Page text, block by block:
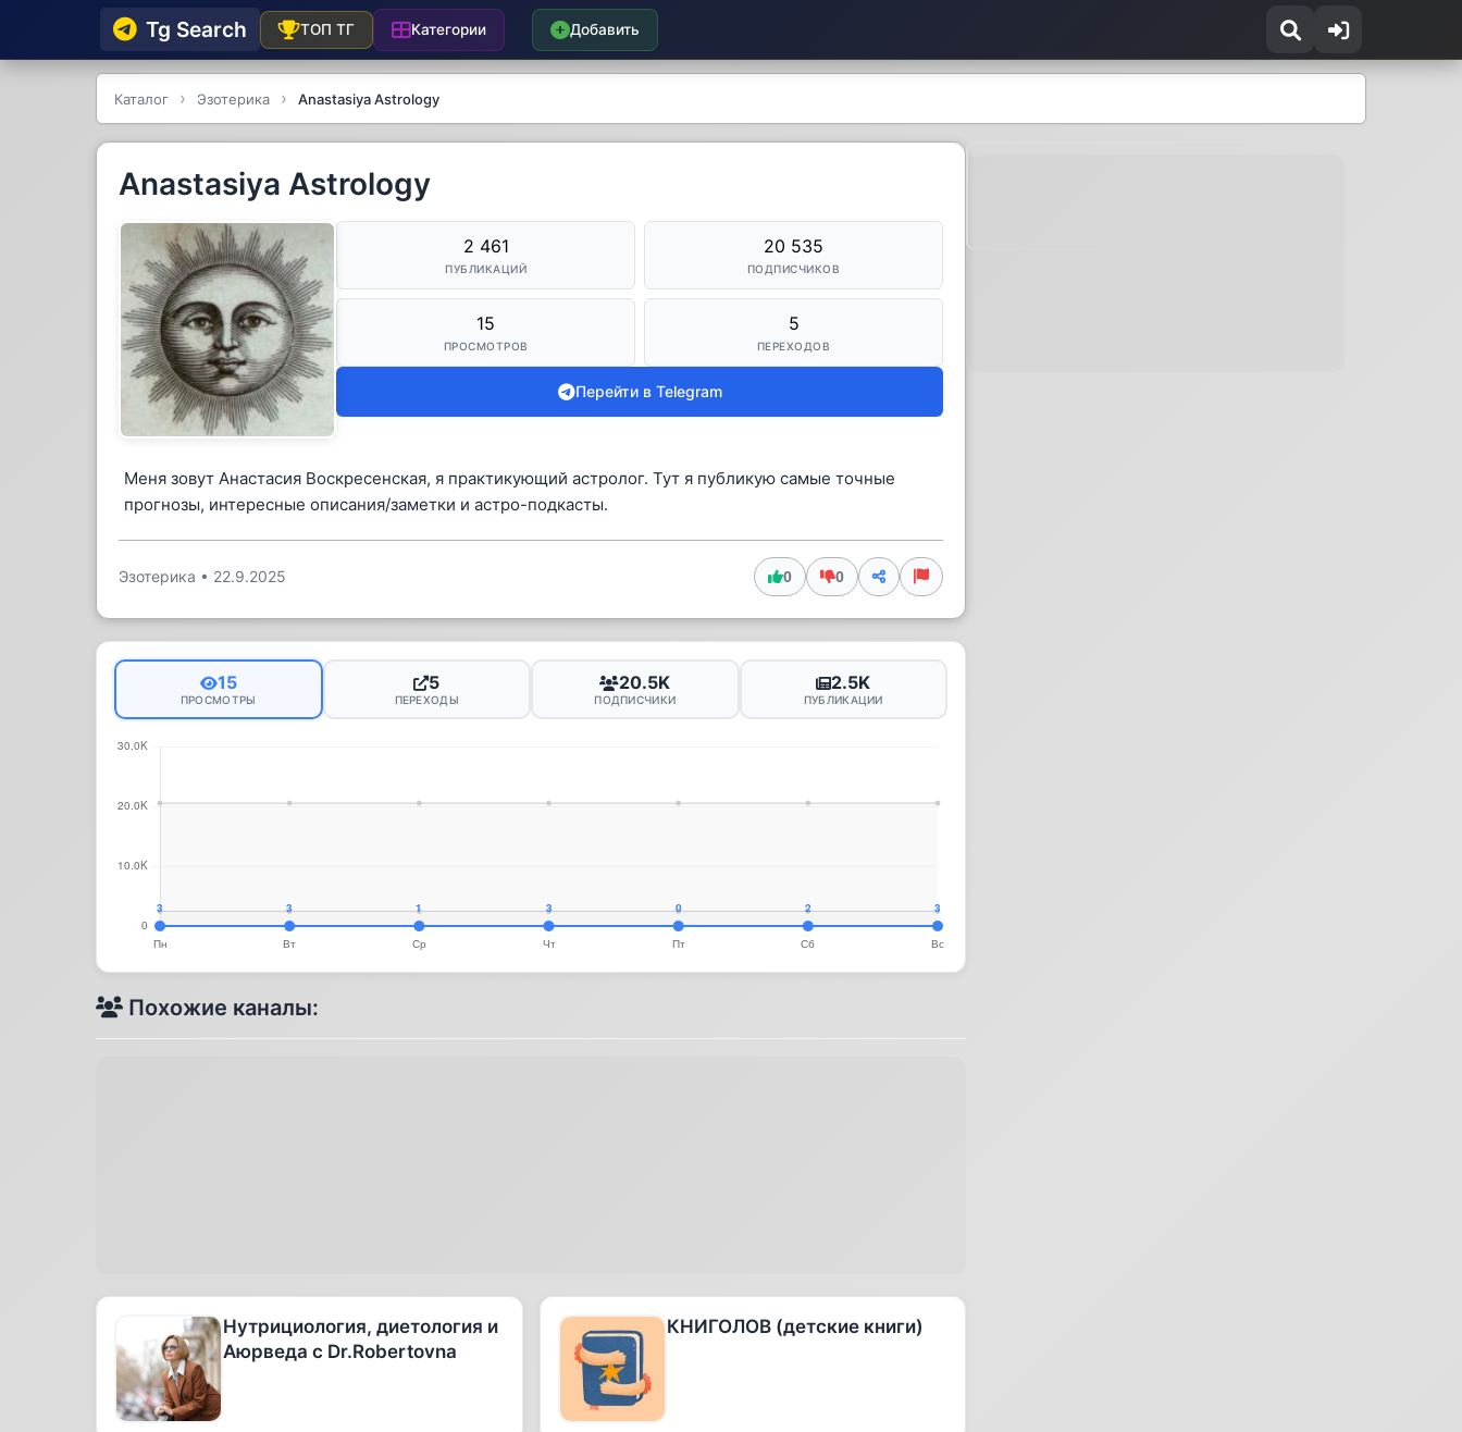
Tg Searсh ТОП ТГ Категории Добавить
Каталог Эзотерика Anastasiya Astrology
Anastasiya Astrology
2 461
ПУБЛИКАЦИЙ
20 535
ПОДПИСЧИКОВ
15
ПРОСМОТРОВ
5
ПЕРЕХОДОВ
Перейти в Telegram
Меня зовут Анастасия Воскресенская, я практикующий астролог. Тут я публикую самые точные
прогнозы, интересные описания/заметки и астро-подкасты.
Эзотерика • 22.9.2025 0 0
15
ПРОСМОТРЫ
5
ПЕРЕХОДЫ
20.5K
ПОДПИСЧИКИ
2.5K
ПУБЛИКАЦИИ
Похожие каналы:
Нутрициология, диетология и
Аюрведа с Dr.Robertovna
КНИГОЛОВ (детские книги)